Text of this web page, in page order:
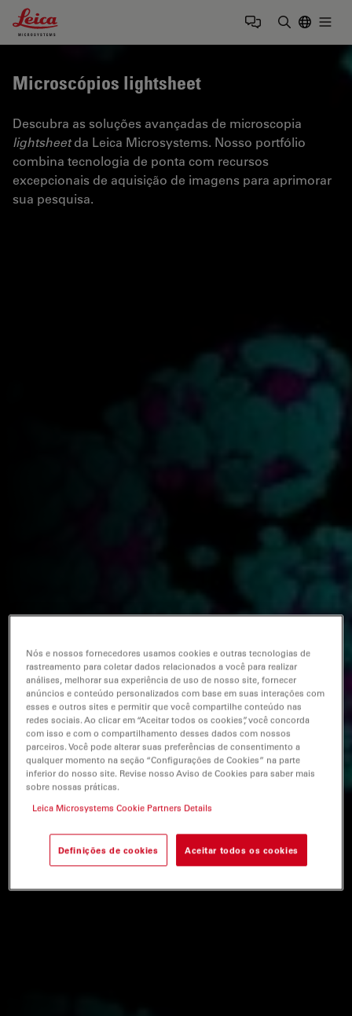
Leica Microsystems Logo
Microscópios lightsheet
Descubra as soluções avançadas de microscopia
lightsheetda Leica Microsystems. Nosso portfólio
combina tecnologia de ponta com recursos
excepcionais de aquisição de imagens para aprimorar
sua pesquisa.
Nós e nossos fornecedores usamos cookies e outras tecnologias de
rastreamento para coletar dados relacionados a você para realizar
análises, melhorar sua experiência de uso de nosso site, fornecer
anúncios e conteúdo personalizados com base em suas interações com
esses e outros sites e permitir que você compartilhe conteúdo nas
redes sociais. Ao clicar em “Aceitar todos os cookies”, você concorda
com isso e com o compartilhamento desses dados com nossos
parceiros. Você pode alterar suas preferências de consentimento a
qualquer momento na seção “Configurações de Cookies” na parte
inferior do nosso site. Revise nosso Aviso de Cookies para saber mais
sobre nossas práticas.
Leica Microsystems Cookie Partners Details
Definições de cookies Aceitar todos os cookies